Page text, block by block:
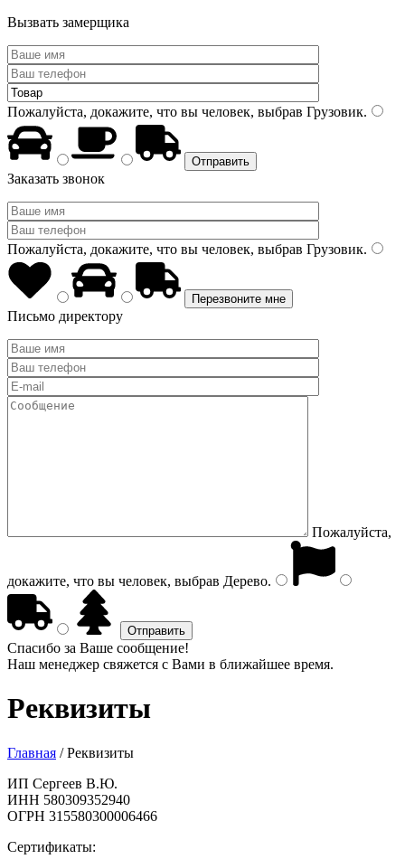
Вызвать замерщика
Пожалуйста, докажите, что вы человек, выбрав Грузовик.
Заказать звонок
Пожалуйста, докажите, что вы человек, выбрав Грузовик.
Письмо директору
Пожалуйста,
докажите, что вы человек, выбрав Дерево.
Спасибо за Ваше сообщение!
Наш менеджер свяжется с Вами в ближайшее время.
Реквизиты
Главная /Реквизиты
ИП Сергеев В.Ю.
ИНН 580309352940
ОГРН 315580300006466
Сертификаты: